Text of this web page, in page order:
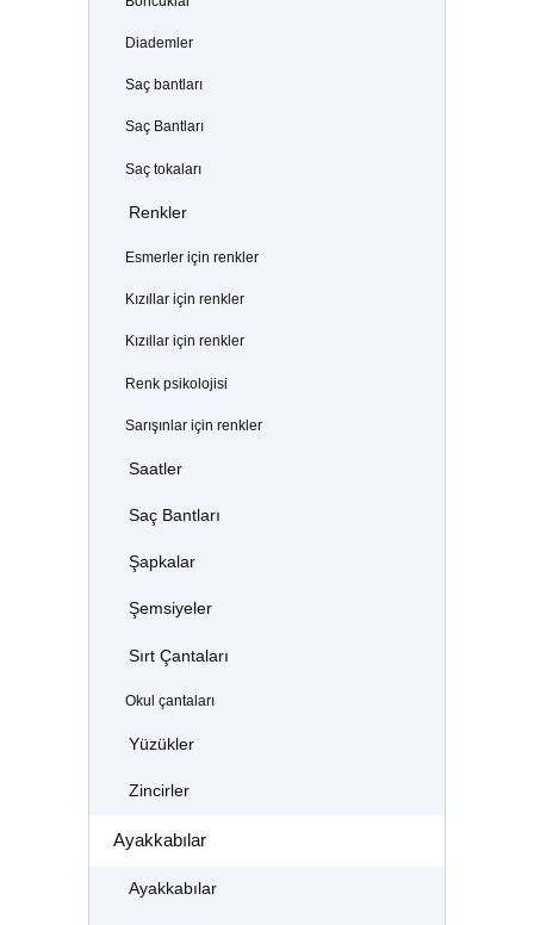
Diademler
Saç bantları
Saç Bantları
Saç tokaları
Renkler
Esmerler için renkler
Kızıllar için renkler
Kızıllar için renkler
Renk psikolojisi
Sarışınlar için renkler
Saatler
Saç Bantları
Şapkalar
Şemsiyeler
Sırt Çantaları
Okul çantaları
Yüzükler
Zincirler
Ayakkabılar
Ayakkabılar